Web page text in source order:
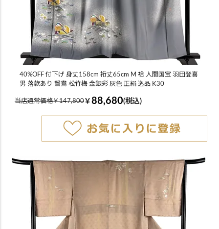
40%OFF 付下げ 身丈158cm 裄丈65cm M 袷 人間国宝 羽田登喜
男 落款あり 鴛鴦 松竹梅 金銀彩 灰色 正絹 逸品 K30
当店通常価格￥147,800￥ 88,680(税込)